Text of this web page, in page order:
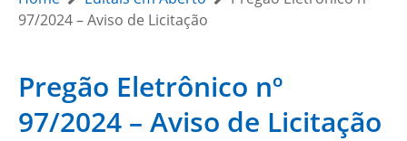
97/2024 – Aviso de Licitação
Pregão Eletrônico nº
97/2024 – Aviso de Licitação